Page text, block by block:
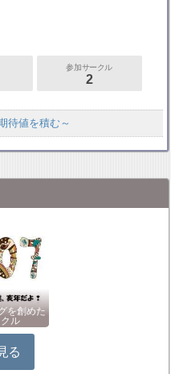
参加サークル
2
待値を積む～
を創めた
ル
る